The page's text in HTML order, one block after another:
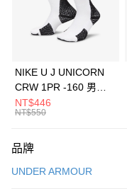
合作金庫商業銀行
華南商業銀行
上海商業儲蓄銀行
元大商業銀行
台灣樂天信用卡公司
Apple Pay
全盈+PAY
AFTEE先享後付
【關於「AFTEE先享後付」】
便利好安心！
運送方式
NIKE U J UNICORN
CRW 1PR -160 男女
中統襪 FZ3393100
NT$446
NT$550
品牌
UNDER ARMOUR